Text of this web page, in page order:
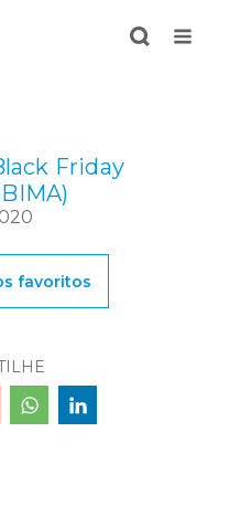
Friday
favoritos